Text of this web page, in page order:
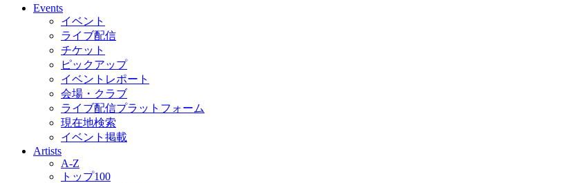
Events
イベント
ライブ配信
チケット
ピックアップ
イベントレポート
会場・クラブ
ライブ配信プラットフォーム
現在地検索
イベント掲載
Artists
A-Z
トップ100